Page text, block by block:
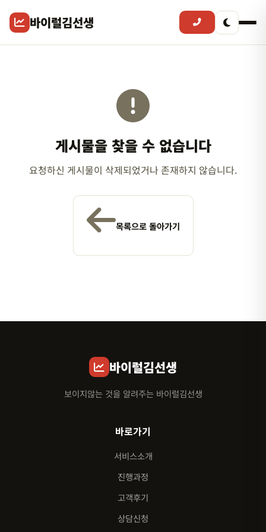
바이럴김선생
게시물을 찾을 수 없습니다
요청하신 게시물이 삭제되었거나 존재하지 않습니다.
목록으로 돌아가기
바이럴김선생
보이지않는 것을 알려주는 바이럴김선생
바로가기
서비스소개
진행과정
고객후기
상담신청